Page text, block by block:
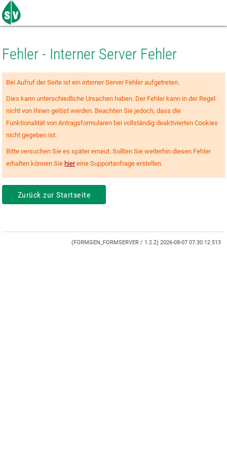
Zum
Seiteninhalt
springen
Fehler - Interner Server Fehler
Bei Aufruf der Seite ist ein interner Server Fehler aufgetreten.
Dies kann unterschiedliche Ursachen haben. Der Fehler kann in der Regel
nicht von Ihnen gelöst werden. Beachten Sie jedoch, dass die
Funktionalität von Antragsformularen bei vollständig deaktivierten Cookies
nicht gegeben ist.
Bitte versuchen Sie es später erneut. Sollten Sie weiterhin diesen Fehler
erhalten können Sie hiereine Supportanfrage erstellen.
Zurück zur Startseite
(FORMGEN_FORMSERVER / 1.2.2) 2026-08-07 07:30:12.513